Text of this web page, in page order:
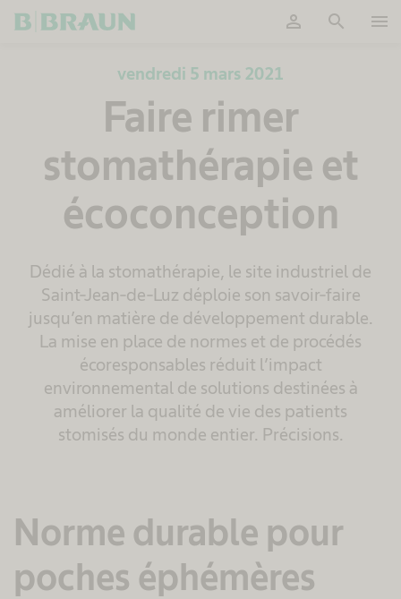
person search menu
vendredi 5 mars 2021
Faire rimer
stomathérapie et
écoconception
Dédié à la stomathérapie, le site industriel de
Saint-Jean-de-Luz déploie son savoir-faire
jusqu’en matière de développement durable.
La mise en place de normes et de procédés
écoresponsables réduit l’impact
environnemental de solutions destinées à
améliorer la qualité de vie des patients
stomisés du monde entier. Précisions.
Norme durable pour
poches éphémères